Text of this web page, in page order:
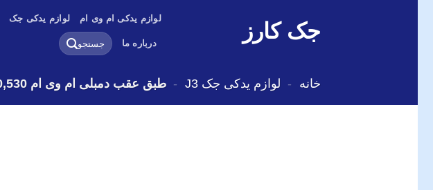
جک کارز
لوازم یدکی ام وی ام لوازم یدکی جک
درباره ما
جستجو
برای:
خانه - لوازم یدکی جک J3 - طبق عقب دمبلی ام وی ام 550,530